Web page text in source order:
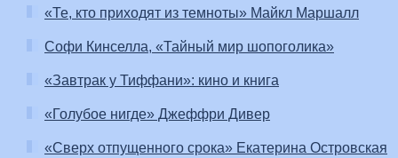
«Те, кто приходят из темноты» Майкл Маршалл
Софи Кинселла, «Тайный мир шопоголика»
«Завтрак у Тиффани»: кино и книга
«Голубое нигде» Джеффри Дивер
«Сверх отпущенного срока» Екатерина Островская